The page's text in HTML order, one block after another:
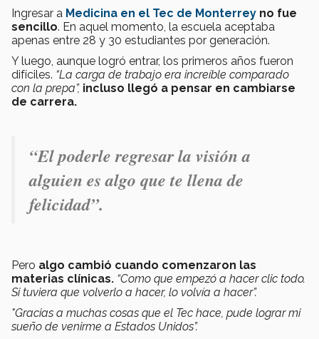
Ingresar a Medicina en el Tec de Monterrey no fue
sencillo. En aquel momento, la escuela aceptaba
apenas entre 28 y 30 estudiantes por generación.
Y luego, aunque logró entrar, los primeros años fueron
difíciles. “La carga de trabajo era increíble comparado
con la prepa”, incluso llegó a pensar en cambiarse
de carrera.
“El poderle regresar la visión a
alguien es algo que te llena de
felicidad”.
Pero algo cambió cuando comenzaron las
materias clínicas. “Como que empezó a hacer clic todo.
Si tuviera que volverlo a hacer, lo volvía a hacer”.
"Gracias a muchas cosas que el Tec hace, pude lograr mi
sueño de venirme a Estados Unidos”.